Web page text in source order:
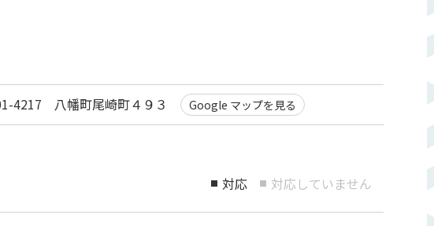
4217 八幡町尾崎町４９３ Google マップを見る
■ 対応 ■ 対応していません